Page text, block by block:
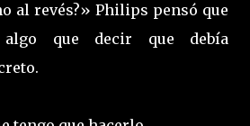
al revés?» Philips pensó que
que decir que debía